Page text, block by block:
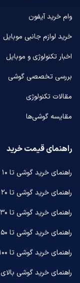
وام خرید آیفون
خرید لوازم جانبی موبایل
اخبار تکنولوژی و موبایل
بررسی تخصصی گوشی
مقالات تکنولوژی
مقایسه گوشی‌ها
راهنمای قیمت خرید
راهنمای خرید گوشی تا ۱۰ میلیون
راهنمای خرید گوشی تا ۲۰ میلیون
راهنمای خرید گوشی تا ۳۰ میلیون
راهنمای خرید گوشی تا ۵۰ میلیون
راهنمای خرید گوشی تا ۱۰۰ میلیون
راهنمای خرید گوشی بالای ۱۰۰ میلیون